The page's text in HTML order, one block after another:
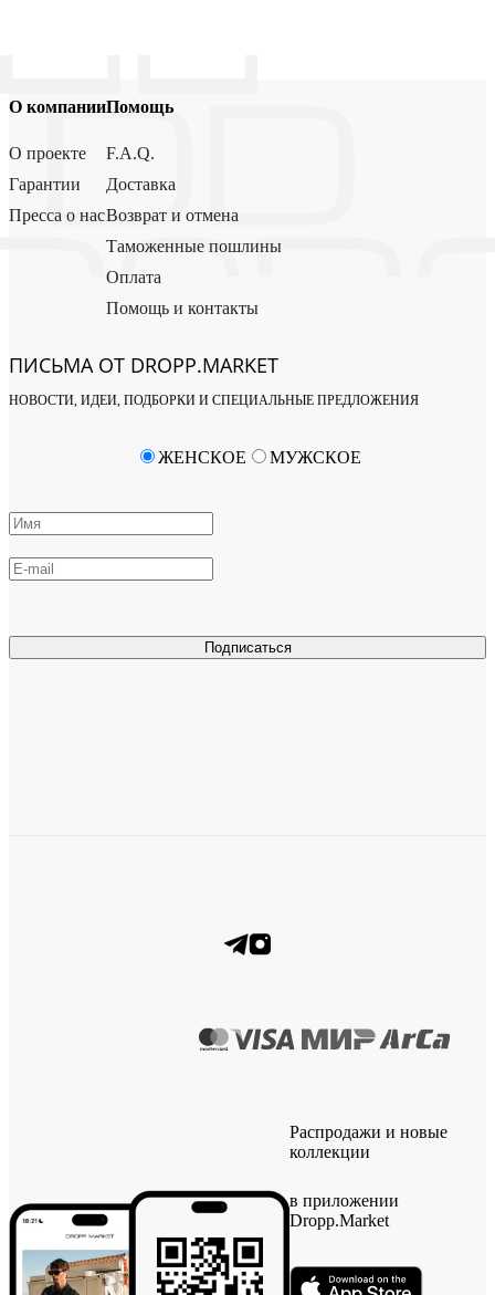
О компании
О проекте
Гарантии
Пресса о нас
Помощь
F.A.Q.
Доставка
Возврат и отмена
Таможенные пошлины
Оплата
Помощь и контакты
ПИСЬМА ОТ DROPP.MARKET
НОВОСТИ, ИДЕИ, ПОДБОРКИ И СПЕЦИАЛЬНЫЕ ПРЕДЛОЖЕНИЯ
Подписаться
ЖЕНСКОЕ МУЖСКОЕ
Распродажи и новые
коллекции
в приложении
Dropp.Market